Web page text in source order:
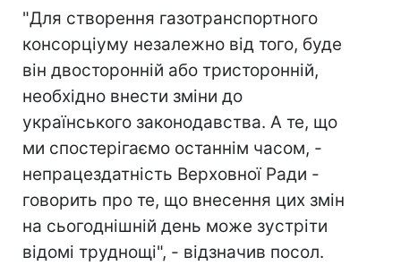
"Для створення газотранспортного
консорціуму незалежно від того, буде
він двосторонній або тристоронній,
необхідно внести зміни до
українського законодавства. А те, що
ми спостерігаємо останнім часом, -
непрацездатність Верховної Ради -
говорить про те, що внесення цих змін
на сьогоднішній день може зустріти
відомі труднощі", - відзначив посол.